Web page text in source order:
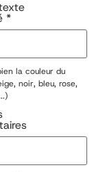
*
la couleur du
noir, bleu, rose,